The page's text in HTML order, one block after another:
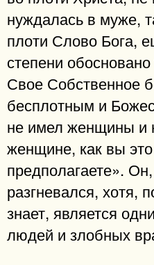
нуждалась в муже,
плоти Слово Бога,
степени
Свое Собственное
бесплотным и
не имел женщины и
женщине, как вы
предполагаете».
разгневался, хотя,
знает, является
людей и злобных